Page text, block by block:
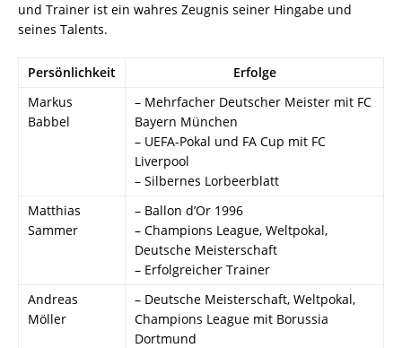
und Trainer ist ein wahres Zeugnis seiner Hingabe und
seines Talents.
Persönlichkeit
Erfolge
Markus
Babbel
– Mehrfacher Deutscher Meister mit FC
Bayern München
– UEFA-Pokal und FA Cup mit FC
Liverpool
– Silbernes Lorbeerblatt
Matthias
Sammer
– Ballon d’Or 1996
– Champions League, Weltpokal,
Deutsche Meisterschaft
– Erfolgreicher Trainer
Andreas
Möller
– Deutsche Meisterschaft, Weltpokal,
Champions League mit Borussia
Dortmund